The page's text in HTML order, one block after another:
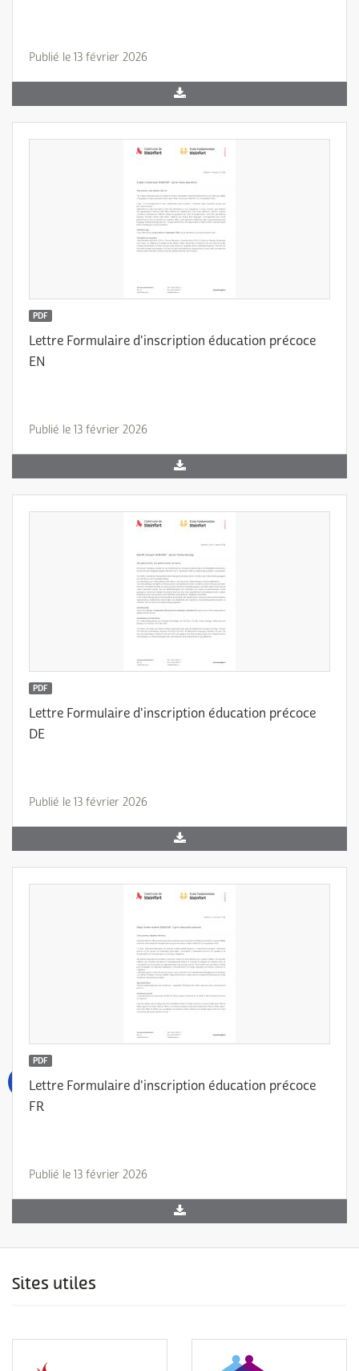
Publié le 13 février 2026
PDF
Lettre Formulaire d'inscription éducation précoce
EN
Publié le 13 février 2026
PDF
Lettre Formulaire d'inscription éducation précoce
DE
Publié le 13 février 2026
PDF
Lettre Formulaire d'inscription éducation précoce
FR
Publié le 13 février 2026
Sites utiles